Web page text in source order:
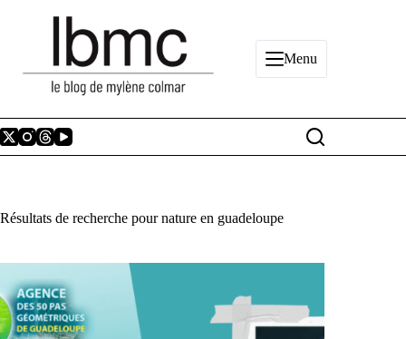
Menu
Résultats de recherche pour nature en guadeloupe